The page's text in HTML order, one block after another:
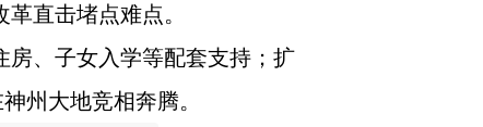
直击堵点难点。
房、子女入学等配套支持；扩
州大地竞相奔腾。